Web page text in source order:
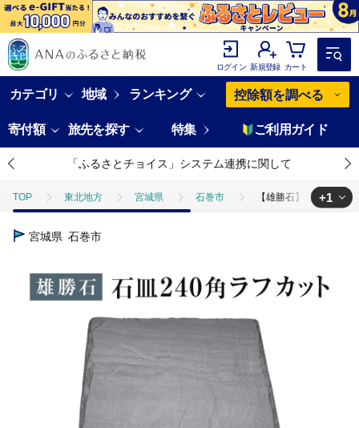
ログイン 新規登録 カート
カテゴリ 地域 ランキング 控除額を調べる
寄付額 旅先を探す 特集 ご利用ガイド
「ふるさとチョイス」システム連携に関して
TOP 東北地方 宮城県 石巻市 【雄勝石】石皿 240
TOP
+1
宮城県 石巻市